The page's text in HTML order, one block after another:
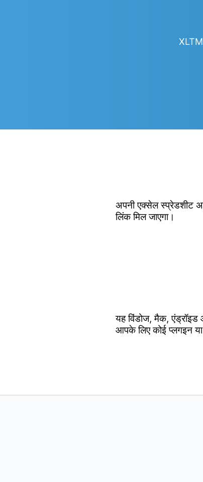
अपनी एक्सेल स्प्रेडशीट
लिंक मिल जाएगा।
यह विंडोज, मैक, एंड्रॉइड
आपके लिए कोई प्लगइन